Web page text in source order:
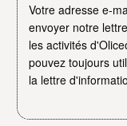
Votre adresse e-
envoyer notre
les activités
pouvez toujours
la lettre